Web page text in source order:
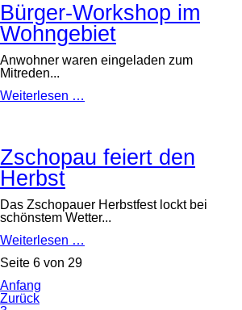
Bürger-Workshop im
Wohngebiet
Anwohner waren eingeladen zum
Mitreden...
Weiterlesen …
Zschopau feiert den
Herbst
Das Zschopauer Herbstfest lockt bei
schönstem Wetter...
Weiterlesen …
Seite 6 von 29
Anfang
Zurück